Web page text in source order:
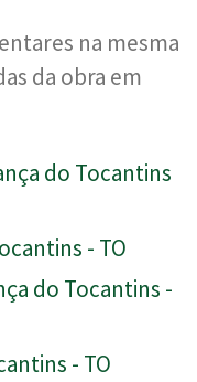
na mesma
da obra em
do Tocantins
- TO
do Tocantins -
- TO